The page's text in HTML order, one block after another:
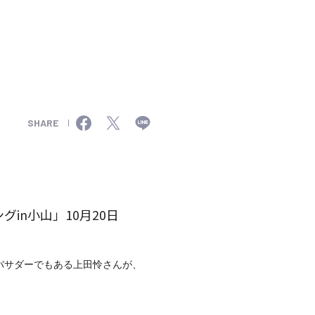
SHARE
in小山」10月20日
ダーでもある上田怜さんが、